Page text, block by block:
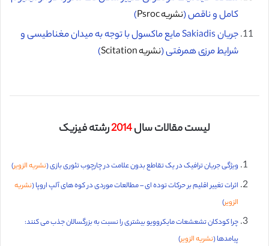
کامل و ناقص (نشریه Psroc
)
جریان Sakiadis مایع ماکسول با توجه به میدان مغناطیسی و
شرایط مرزی همرفتی (نشریه Scitation )
لیست مقالات سال2014رشته فیزیک
ویژگی جریان ترافیک در یک تقاطع بدون علامت در چارچوب تئوری بازی (نشریه الزویر)
اثرات تغییر اقلیم بر حرکات توده ای – مطالعات موردی در کوه های آلپ اروپا (نشریه
الزویر)
چرا کودکان تشعشعات مایکروویو بیشتری را نسبت به بزرگسالان جذب می کنند:
پیامدها (نشریه الزویر)